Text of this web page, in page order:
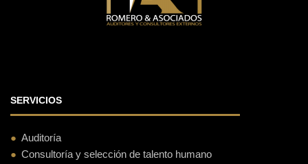
SERVICIOS
Auditoría
Consultoría y selección de talento humano